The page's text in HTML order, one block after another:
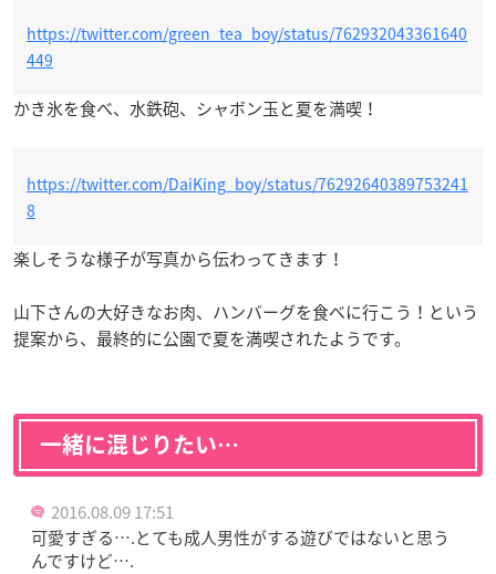
https://twitter.com/green_tea_boy/status/762932043361640
449
かき氷を食べ、水鉄砲、シャボン玉と夏を満喫！
https://twitter.com/DaiKing_boy/status/76292640389753241
8
楽しそうな様子が写真から伝わってきます！
山下さんの大好きなお肉、ハンバーグを食べに行こう！という
提案から、最終的に公園で夏を満喫されたようです。
一緒に混じりたい…
2016.08.09 17:51
可愛すぎる….とても成人男性がする遊びではないと思う
んですけど….